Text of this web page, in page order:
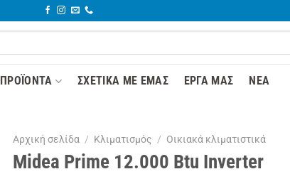
ΠΡΟΪΌΝΤΑ ΣΧΕΤΙΚΆ ΜΕ ΕΜΆΣ ΈΡΓΑ ΜΑΣ ΝΈΑ
Αρχική σελίδα / Κλιματισμός / Οικιακά κλιματιστικά
Midea Prime 12.000 Btu Inverter